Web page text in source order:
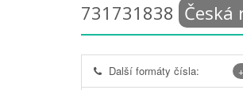
731731838 Česká
Další formáty čísla: